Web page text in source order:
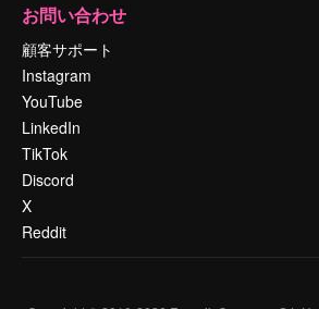
お問い合わせ
顧客サポート
Instagram
YouTube
LinkedIn
TikTok
Discord
X
Reddit